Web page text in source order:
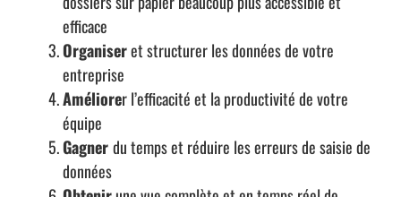
efficace
Organiseret structurer les données de votre
entreprise
Améliorer l’efficacité et la productivité de votre
équipe
Gagnerdu temps et réduire les erreurs de saisie de
données